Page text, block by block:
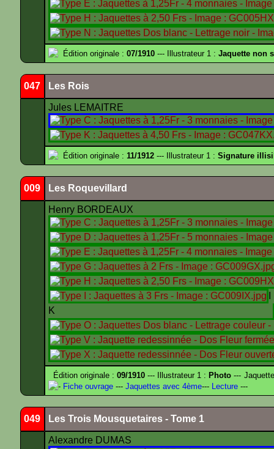
Édition originale : 07/1910 --- Illustrateur 1 : Jaquette non
047 Les Rois
Jules LEMAITRE
Édition originale : 11/1912 --- Illustrateur 1 : Signature
009 Les Roquevillard
Henry BORDEAUX
K
Édition originale :09/1910 --- Illustrateur 1 : Photo ---
- Fiche ouvrage --- Jaquettes avec 4ème--- Lecture ---
049 Les Trois Mousquetaires - Tome 1
Alexandre DUMAS